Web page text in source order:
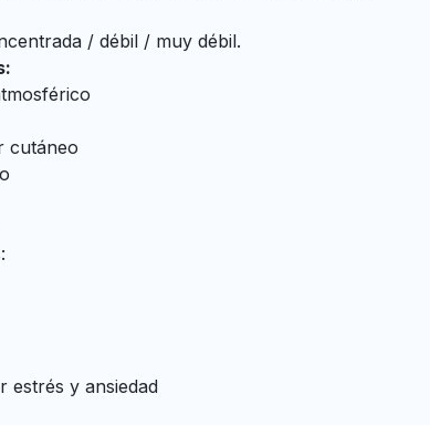
/ débil / muy débil.
cutáneo
estrés y ansiedad